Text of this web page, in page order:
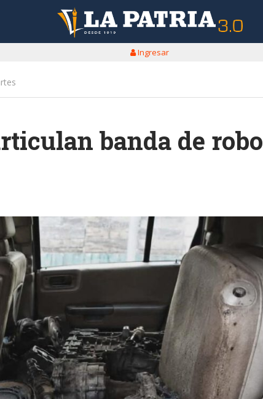
Ingresar
banda de robo